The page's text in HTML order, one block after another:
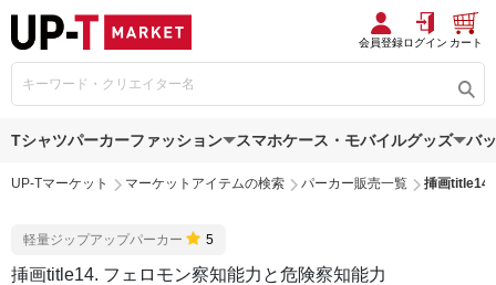
会員登録ログイン カート
Tシャツパーカーファッション スマホケース・モバイルグッズ バ
UP-Tマーケット マーケットアイテムの検索 パーカー販売一覧 挿画title14.
軽量ジップアップパーカー 5
挿画title14. フェロモン察知能力と危険察知能力